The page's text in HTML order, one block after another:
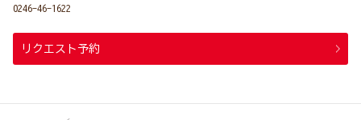
0246-46-1622
リクエスト予約